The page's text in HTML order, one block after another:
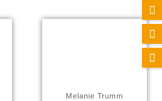
Melanie Trumm